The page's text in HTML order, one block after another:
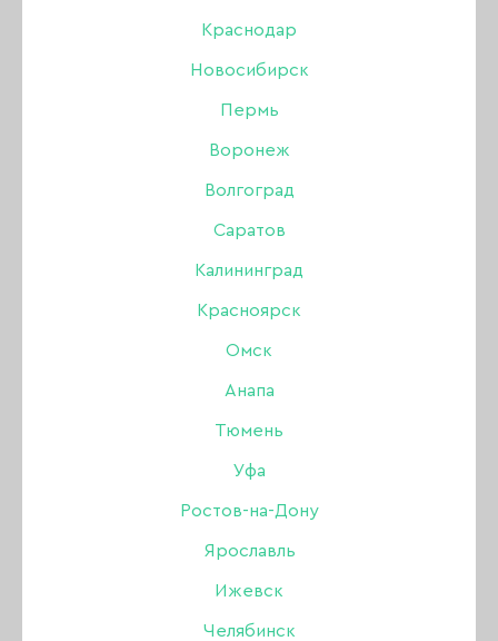
Краснодар
Новосибирск
Пермь
Воронеж
Волгоград
Саратов
Калининград
Красноярск
Омск
Анапа
Тюмень
Уфа
Ростов-на-Дону
Ярославль
Ижевск
Челябинск
КОЛЛЕКЦИЯ AMERICANO
БАЗЫ И ТОПЫ JOO-JOO
КОЛЛЕКЦИЯ DRAGONFLY